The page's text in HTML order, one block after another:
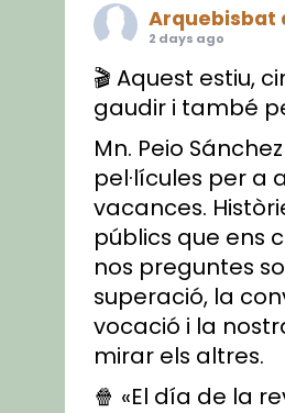
Arquebisbat
2 days ago
🎬 Aquest estiu,
gaudir i també
Mn. Peio
pel·lícules per a
vacances.
públics que ens
nos preguntes
superació, la
vocació i la
mirar els altres.
🍿 «El día de la